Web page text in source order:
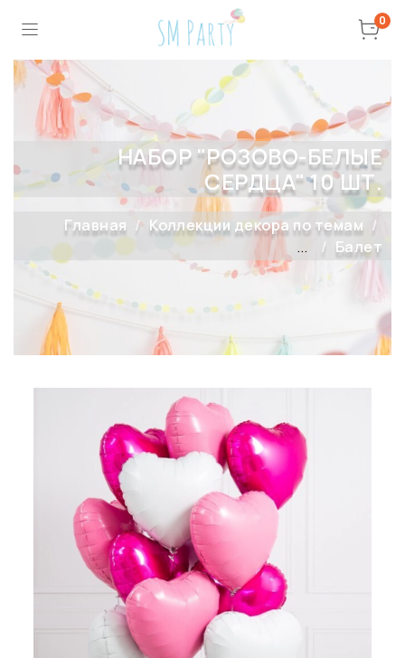
0
НАБОР "РОЗОВО-БЕЛЫЕ
СЕРДЦА" 10 ШТ.
Главная
Коллекции декора по темам
...
Балет